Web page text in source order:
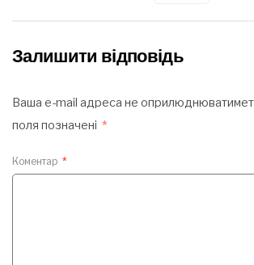
Залишити відповідь
Ваша e-mail адреса не
поля позначені *
Коментар *